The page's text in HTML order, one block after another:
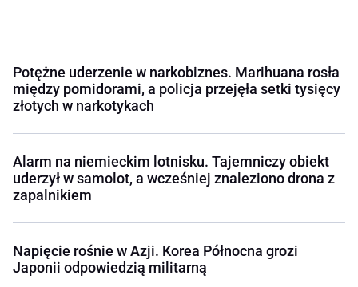
Potężne uderzenie w narkobiznes. Marihuana rosła
między pomidorami, a policja przejęła setki tysięcy
złotych w narkotykach
Alarm na niemieckim lotnisku. Tajemniczy obiekt
uderzył w samolot, a wcześniej znaleziono drona z
zapalnikiem
Napięcie rośnie w Azji. Korea Północna grozi
Japonii odpowiedzią militarną